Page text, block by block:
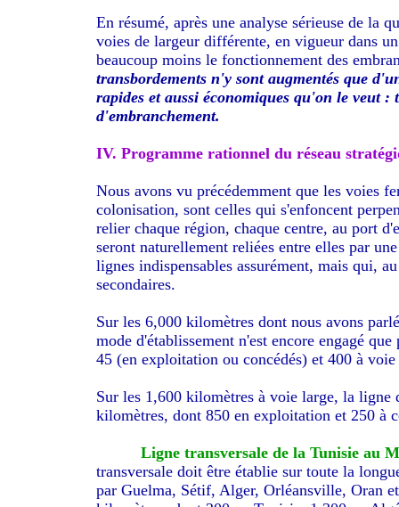
En résumé, après une analyse sérieuse de la
voies de largeur différente, en vigueur dans
beaucoup moins le fonctionnement des
transbordements n'y sont augmentés que
rapides et aussi économiques qu'on le veut :
d'embranchement.
IV. Programme rationnel du réseau
Nous avons vu précédemment que les voies
colonisation, sont celles qui s'enfoncent
relier chaque région, chaque centre, au port
seront naturellement reliées entre elles par
lignes indispensables assurément, mais qui,
secondaires.
Sur les 6,000 kilomètres dont nous avons
mode d'établissement n'est encore engagé
45 (en exploitation ou concédés) et 400 à
Sur les 1,600 kilomètres à voie large, la
kilomètres, dont 850 en exploitation et 250 à
Ligne transversale de la Tunisie au
transversale doit être établie sur toute la
par Guelma, Sétif, Alger, Orléansville, Oran